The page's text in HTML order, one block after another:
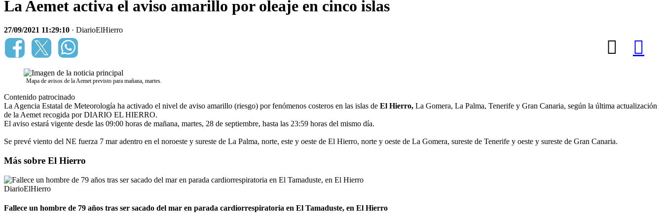
La Aemet activa el aviso amarillo por oleaje en cinco islas
27/09/2021 11:29:10 · DiarioElHierro
Mapa de avisos de la Aemet previsto para mañana, martes.
Contenido patrocinado
La Agencia Estatal de Meteorología ha activado el nivel de aviso amarillo (riesgo) por fenómenos costeros en las islas de El Hierro, La Gomera, La Palma, Tenerife y Gran Canaria, según la última actualización
de la Aemet recogida por DIARIO EL HIERRO.
El aviso estará vigente desde las 09:00 horas de mañana, martes, 28 de septiembre, hasta las 23:59 horas del mismo día.
Se prevé viento del NE fuerza 7 mar adentro en el noroeste y sureste de La Palma, norte, este y oeste de El Hierro, norte y oeste de La Gomera, sureste de Tenerife y oeste y sureste de Gran Canaria.
Más sobre El Hierro
DiarioElHierro
Fallece un hombre de 79 años tras ser sacado del mar en parada cardiorrespiratoria en El Tamaduste, en El Hierro